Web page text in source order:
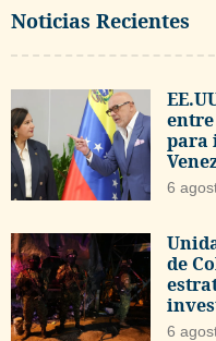
Noticias Recientes
entre
para
6
de
6